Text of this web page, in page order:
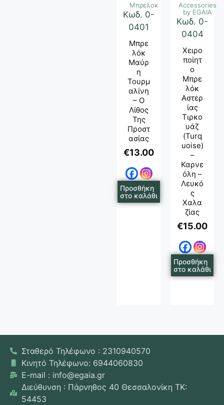
Μπρελοκ
Μπρε
Λόκ
Μαύρ
Η
Τουρμ
Αλίνη
– Ο
Λίθος
Της
Προστ
Ασίας
€13.00
Κωδ. 0-
0401
Προσθήκη
στο καλάθι
Accessories
by EGAIA
Χειρο
Ποίητ
Ο
Μπρε
Λόκ
Αστερ
Ίας
Τιρκο
Υάζ
(Turq
Uoise)
–
Καρνε
Όλη –
Λευκό
Σ
Χαλα
Ζίας
€15.00
Κωδ. 0-
0404
Προσθήκη
στο καλάθι
Σταθερό Τηλέφωνο : 2310940570
Κινητό Τηλέφωνο: 6944060830
E-mail : info@egaia.gr
Διεύθυνση : Πάρνηθος 40 Θεσσαλονίκη ΤΚ:
54453